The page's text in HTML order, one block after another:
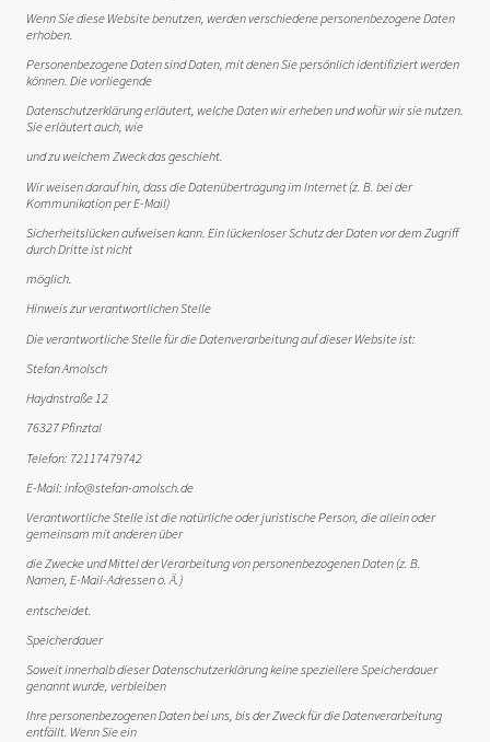
Wenn Sie diese Website benutzen, werden verschiedene personenbezogene Daten
erhoben.
Personenbezogene Daten sind Daten, mit denen Sie persönlich identifiziert werden
können. Die vorliegende
Datenschutzerklärung erläutert, welche Daten wir erheben und wofür wir sie nutzen.
Sie erläutert auch, wie
und zu welchem Zweck das geschieht.
Wir weisen darauf hin, dass die Datenübertragung im Internet (z. B. bei der
Kommunikation per E-Mail)
Sicherheitslücken aufweisen kann. Ein lückenloser Schutz der Daten vor dem Zugriff
durch Dritte ist nicht
möglich.
Hinweis zur verantwortlichen Stelle
Die verantwortliche Stelle für die Datenverarbeitung auf dieser Website ist:
Stefan Amolsch
Haydnstraße 12
76327 Pfinztal
Telefon: 72117479742
E-Mail: info@stefan-amolsch.de
Verantwortliche Stelle ist die natürliche oder juristische Person, die allein oder
gemeinsam mit anderen über
die Zwecke und Mittel der Verarbeitung von personenbezogenen Daten (z. B.
Namen, E-Mail-Adressen o. Ä.)
entscheidet.
Speicherdauer
Soweit innerhalb dieser Datenschutzerklärung keine speziellere Speicherdauer
genannt wurde, verbleiben
Ihre personenbezogenen Daten bei uns, bis der Zweck für die Datenverarbeitung
entfällt. Wenn Sie ein